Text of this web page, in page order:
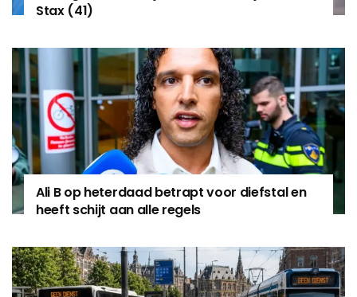
Stax (41)
Ali B op heterdaad betrapt voor diefstal en
heeft schijt aan alle regels